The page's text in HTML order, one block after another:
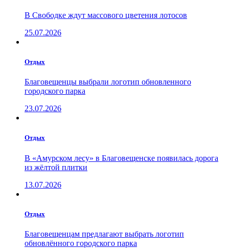
В Свободке ждут массового цветения лотосов
25.07.2026
Отдых
Благовещенцы выбрали логотип обновленного
городского парка
23.07.2026
Отдых
В «Амурском лесу» в Благовещенске появилась дорога
из жёлтой плитки
13.07.2026
Отдых
Благовещенцам предлагают выбрать логотип
обновлённого городского парка